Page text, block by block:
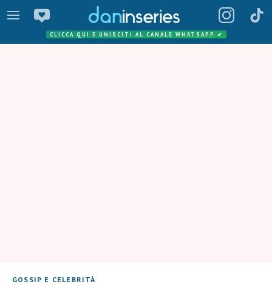
CLICCA QUI E UNISCITI AL CANALE WHATSAPP ✔
GOSSIP E CELEBRITÀ